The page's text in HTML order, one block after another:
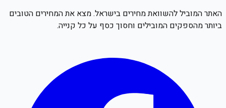
האתר המוביל להשוואת מחירים בישראל. מצא את המחירים הטובים
ביותר מהספקים המובילים וחסוך כסף על כל קנייה.